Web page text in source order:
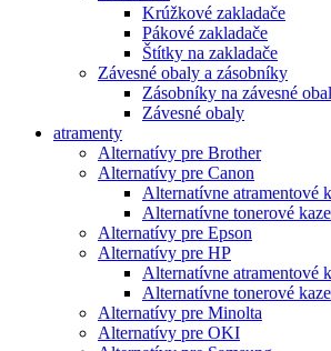
Krúžkové zakladače
Pákové zakladače
Štítky na zakladače
Závesné obaly a zásobníky
Zásobníky na závesné
Závesné obaly
atramenty
Alternatívy pre Brother
Alternatívy pre Canon
Alternatívne atramentové
Alternatívne tonerové
Alternatívy pre Epson
Alternatívy pre HP
Alternatívne atramentové
Alternatívne tonerové
Alternatívy pre Minolta
Alternatívy pre OKI